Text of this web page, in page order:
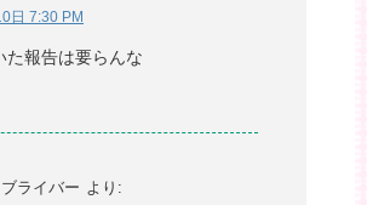
日 7:30 PM
た報告は要らんな
ライバー より: